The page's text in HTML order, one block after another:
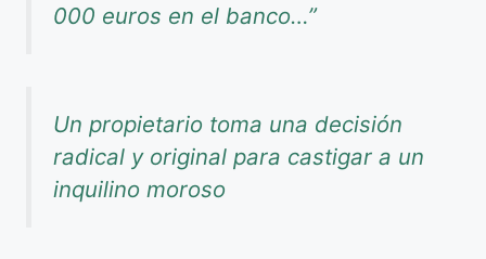
000 euros en el banco…”
Un propietario toma una decisión
radical y original para castigar a un
inquilino moroso